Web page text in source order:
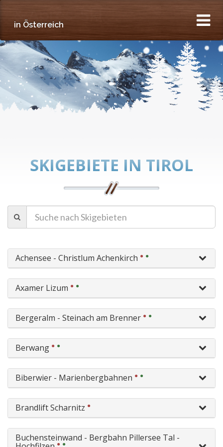
Skischulen
in Österreich
SKIGEBIETE IN TIROL
Achensee - Christlum Achenkirch ● ●
Axamer Lizum ● ●
Bergeralm - Steinach am Brenner ● ●
Berwang ● ●
Biberwier - Marienbergbahnen ● ●
Brandlift Scharnitz ●
Buchensteinwand - Bergbahn Pillersee Tal -
● ●